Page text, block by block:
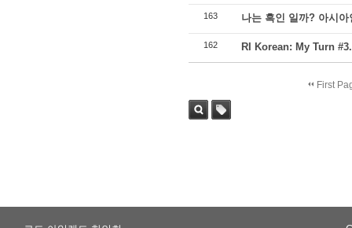
163 나는 흑인 일까? 아시아
162 RI Korean: My Turn
First